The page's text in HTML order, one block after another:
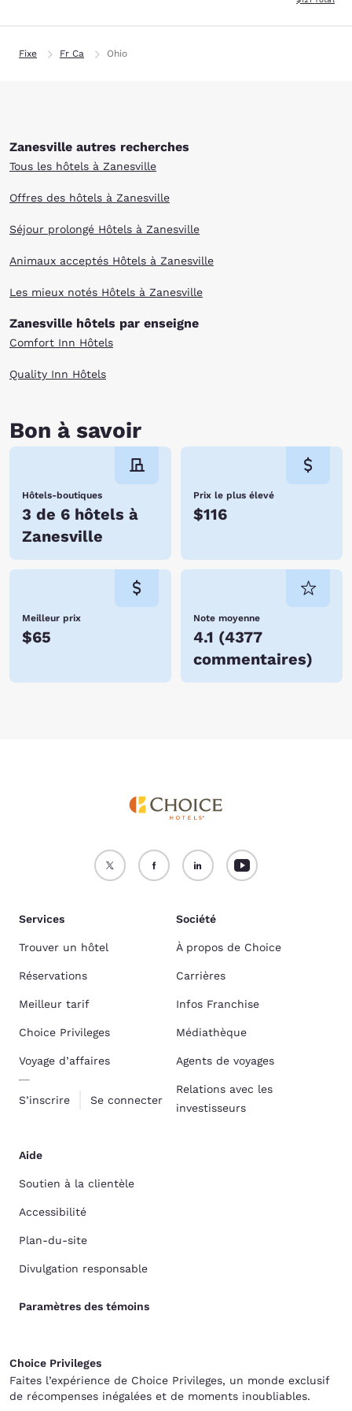
Fixe Fr Ca Ohio
Zanesville autres recherches
Tous les hôtels à Zanesville
Offres des hôtels à Zanesville
Séjour prolongé Hôtels à Zanesville
Animaux acceptés Hôtels à Zanesville
Les mieux notés Hôtels à Zanesville
Zanesville hôtels par enseigne
Comfort Inn Hôtels
Quality Inn Hôtels
Bon à savoir
Hôtels-boutiques
3 de 6 hôtels à
Zanesville
Prix le plus élevé
$116
Meilleur prix
$65
Note moyenne
4.1 (4377
commentaires)
Services
Trouver un hôtel
Réservations
Meilleur tarif
Choice Privileges
Voyage d’affaires
S’inscrire Se connecter
Société
À propos de Choice
Carrières
Infos Franchise
Médiathèque
Agents de voyages
Relations avec les
investisseurs
Aide
Soutien à la clientèle
Accessibilité
Plan-du-site
Divulgation responsable
Paramètres des témoins
Choice Privileges
Faites l’expérience de Choice Privileges, un monde exclusif
de récompenses inégalées et de moments inoubliables.